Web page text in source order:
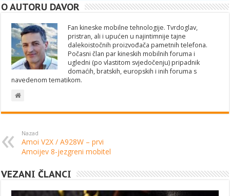
O AUTORU DAVOR
Fan kineske mobilne tehnologije. Tvrdoglav,
pristran, ali i upućen u najintimnije tajne
dalekoistočnih proizvođača pametnih telefona.
Počasni član par kineskih mobilnih foruma i
ugledni (po vlastitom svjedočenju) pripadnik
domaćih, bratskih, europskih i inih foruma s
navedenom tematikom.
Nazad
Amoi V2X / A928W – prvi
Amoijev 8-jezgreni mobitel
VEZANI ČLANCI